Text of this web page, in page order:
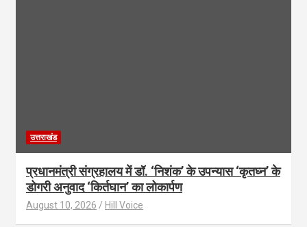
उत्तराखंड
प्रधानमंत्री संग्रहालय में डॉ. ‘निशंक’ के उपन्यास ‘कृतघ्न’ के
डोगरी अनुवाद ‘किर्तघान’ का लोकार्पण
August 10, 2026 Hill Voice